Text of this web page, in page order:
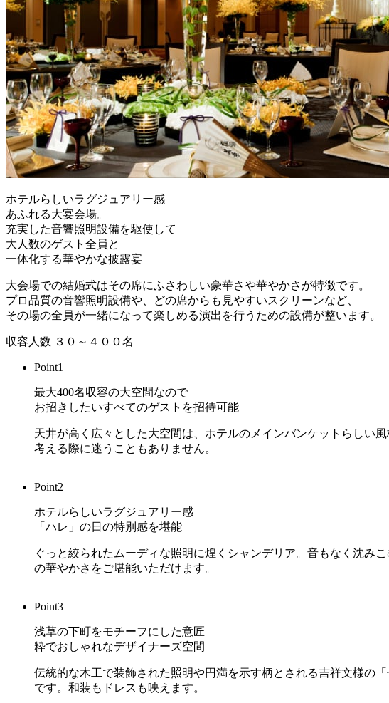
ホテルらしいラグジュアリー感
あふれる大宴会場。
充実した音響照明設備を駆使して
大人数のゲスト全員と
一体化する華やかな披露宴
大会場での結婚式はその席にふさわしい豪華さや華やかさが特徴です。
プロ品質の音響照明設備や、どの席からも見やすいスクリーンなど、
その場の全員が一緒になって楽しめる演出を行うための設備が整います。
収容人数 ３０～４００名
Point1
最大400名収容の大空間なので
お招きしたいすべてのゲストを招待可能
天井が高く広々とした大空間は、ホテルのメインバンケットらしい
考える際に迷うこともありません。
Point2
ホテルらしいラグジュアリー感
「ハレ」の日の特別感を堪能
ぐっと絞られたムーディな照明に煌くシャンデリア。音もなく沈み
の華やかさをご堪能いただけます。
Point3
浅草の下町をモチーフにした意匠
粋でおしゃれなデザイナーズ空間
伝統的な木工で装飾された照明や円満を示す柄とされる吉祥文様の
です。和装もドレスも映えます。